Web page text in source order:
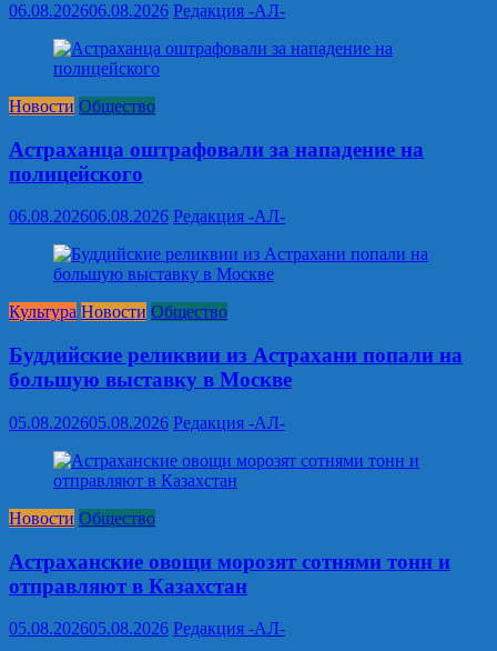
06.08.202606.08.2026 Редакция -АЛ-
Новости Общество
Астраханца оштрафовали за нападение на
полицейского
06.08.202606.08.2026 Редакция -АЛ-
Культура Новости Общество
Буддийские реликвии из Астрахани попали на
большую выставку в Москве
05.08.202605.08.2026 Редакция -АЛ-
Новости Общество
Астраханские овощи морозят сотнями тонн и
отправляют в Казахстан
05.08.202605.08.2026 Редакция -АЛ-